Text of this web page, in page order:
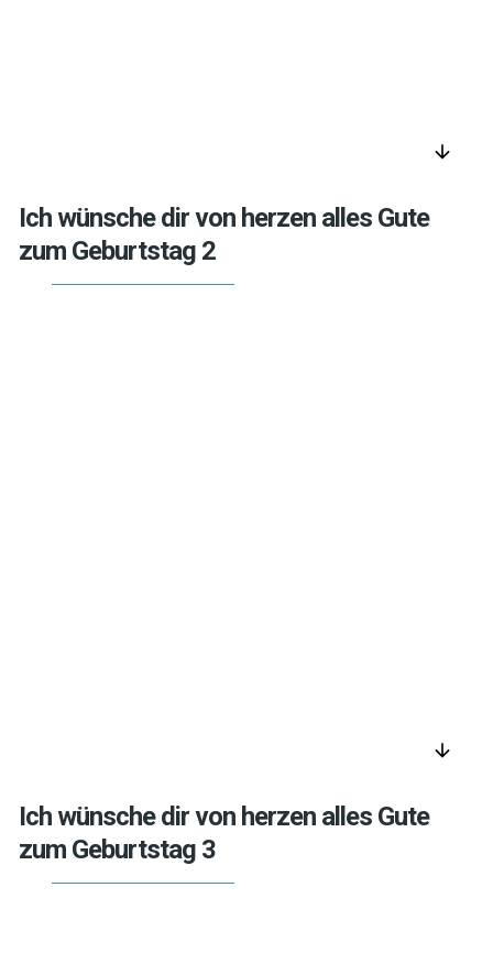
arrow_downward
Ich wünsche dir von herzen alles Gute
zum Geburtstag 2
arrow_downward
Ich wünsche dir von herzen alles Gute
zum Geburtstag 3